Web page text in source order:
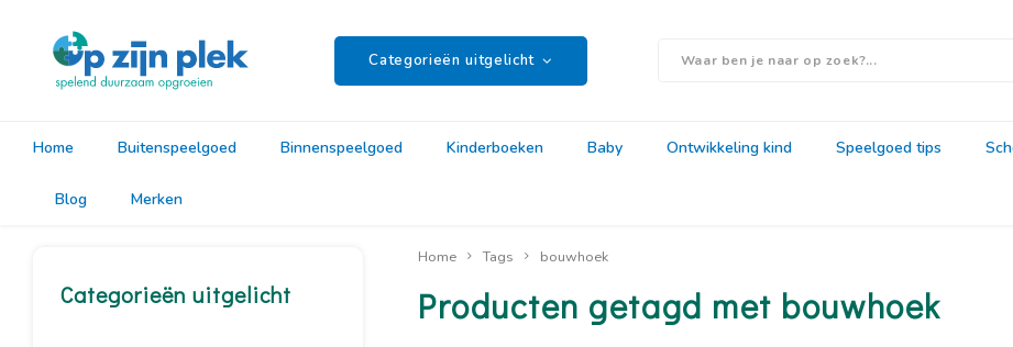
Categorieën uitgelicht
Home Buitenspeelgoed Binnenspeelgoed Kinderboeken Baby Ontwikkeling kind Speelgoed tips
Blog Merken
Categorieën uitgelicht
Home Tags bouwhoek
Producten getagd met bouwhoek